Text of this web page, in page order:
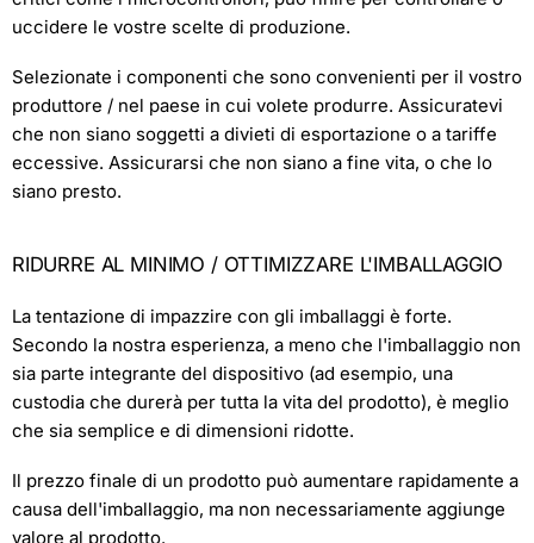
uccidere le vostre scelte di produzione.
Selezionate i componenti che sono convenienti per il vostro
produttore / nel paese in cui volete produrre. Assicuratevi
che non siano soggetti a divieti di esportazione o a tariffe
eccessive. Assicurarsi che non siano a fine vita, o che lo
siano presto.
RIDURRE AL MINIMO / OTTIMIZZARE L'IMBALLAGGIO
La tentazione di impazzire con gli imballaggi è forte.
Secondo la nostra esperienza, a meno che l'imballaggio non
sia parte integrante del dispositivo (ad esempio, una
custodia che durerà per tutta la vita del prodotto), è meglio
che sia semplice e di dimensioni ridotte.
Il prezzo finale di un prodotto può aumentare rapidamente a
causa dell'imballaggio, ma non necessariamente aggiunge
valore al prodotto.